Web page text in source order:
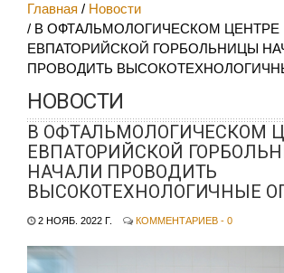
Главная
Новости
В ОФТАЛЬМОЛОГИЧЕСКОМ ЦЕНТРЕ
ЕВПАТОРИЙСКОЙ ГОРБОЛЬНИЦЫ
ПРОВОДИТЬ
НОВОСТИ
В ОФТАЛЬМОЛОГИЧЕСКОМ
ЕВПАТОРИЙСКОЙ
НАЧАЛИ ПРОВОДИТЬ
ВЫСОКОТЕХНОЛОГИЧНЫЕ
2 НОЯБ. 2022 Г. КОММЕНТАРИЕВ - 0